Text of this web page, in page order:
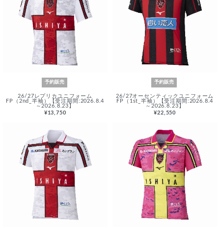
予約販売
26/27レプリカユニフォーム
FP（2nd_半袖）【受注期間:2026.8.4
～2026.8.23】
¥13,750
予約販売
26/27オーセンティックユニフォーム
FP（1st_半袖）【受注期間:2026.8.4
～2026.8.23】
¥22,550